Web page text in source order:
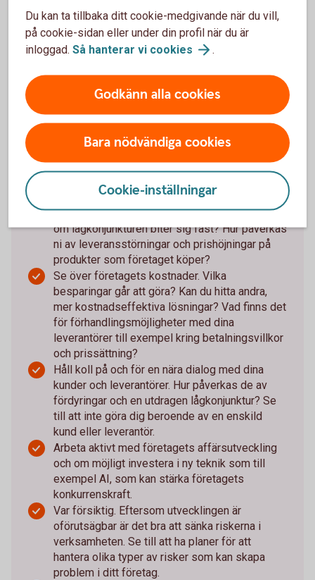
Så stärker du företagets
verksamhet i en föränderlig
värld:
Se till att hålla koll på företagets kassaflöde –
när pengar kommer in och när de går ut. Gör en
likviditetsbudget så att du får klart för dig om,
och i så fall när, du riskerar att få
likviditetsproblem.
Bygg en buffert, eller förstärk den som redan
finns, för att klara sämre tider och oförutsedda
Stresstesta företagets ekonomi. Vad händer
om lågkonjunkturen biter sig fast? Hur påverkas
ni av leveransstörningar och prishöjningar på
produkter som företaget köper?
Se över företagets kostnader. Vilka
besparingar går att göra? Kan du hitta andra,
mer kostnadseffektiva lösningar? Vad finns det
för förhandlingsmöjligheter med dina
leverantörer till exempel kring betalningsvillkor
och prissättning?
Håll koll på och för en nära dialog med dina
kunder och leverantörer. Hur påverkas de av
fördyringar och en utdragen lågkonjunktur? Se
till att inte göra dig beroende av en enskild
kund eller leverantör.
Arbeta aktivt med företagets affärsutveckling
och om möjligt investera i ny teknik som till
exempel AI, som kan stärka företagets
konkurrenskraft.
Var försiktig. Eftersom utvecklingen är
oförutsägbar är det bra att sänka riskerna i
verksamheten. Se till att ha planer för att
hantera olika typer av risker som kan skapa
problem i ditt företag.
Du kan ta tillbaka ditt cookie-medgivande när du vill,
på cookie-sidan eller under din profil när du är
inloggad. Så hanterar vi cookies .
Godkänn alla cookies
Bara nödvändiga cookies
Cookie-inställningar